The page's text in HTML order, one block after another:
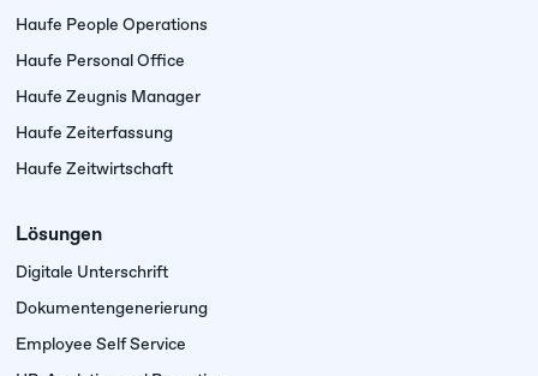
Haufe People Operations
Haufe Personal Office
Haufe Zeugnis Manager
Haufe Zeiterfassung
Haufe Zeitwirtschaft
Lösungen
Digitale Unterschrift
Dokumenten­generierung
Employee Self Service